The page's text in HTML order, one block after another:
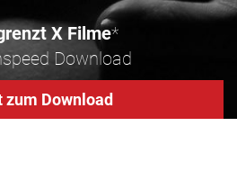
X Filme*
Download
Download